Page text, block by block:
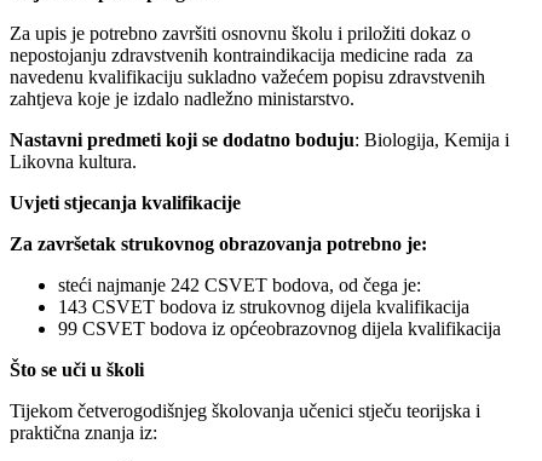
Za upis je potrebno završiti osnovnu školu i priložiti dokaz o
nepostojanju zdravstvenih kontraindikacija medicine rada za
navedenu kvalifikaciju sukladno važećem popisu zdravstvenih
zahtjeva koje je izdalo nadležno ministarstvo.
Nastavni predmeti koji se dodatno boduju: Biologija, Kemija i
Likovna kultura.
Uvjeti stjecanja kvalifikacije
Za završetak strukovnog obrazovanja potrebno je:
steći najmanje 242 CSVET bodova, od čega je:
143 CSVET bodova iz strukovnog dijela kvalifikacija
99 CSVET bodova iz općeobrazovnog dijela kvalifikacija
Što se uči u školi
Tijekom četverogodišnjeg školovanja učenici stječu teorijska i
praktična znanja iz: